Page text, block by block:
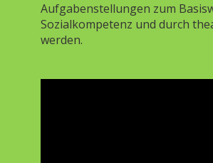
Aufgabenstellungen zum
Sozialkompetenz und durch
werden.